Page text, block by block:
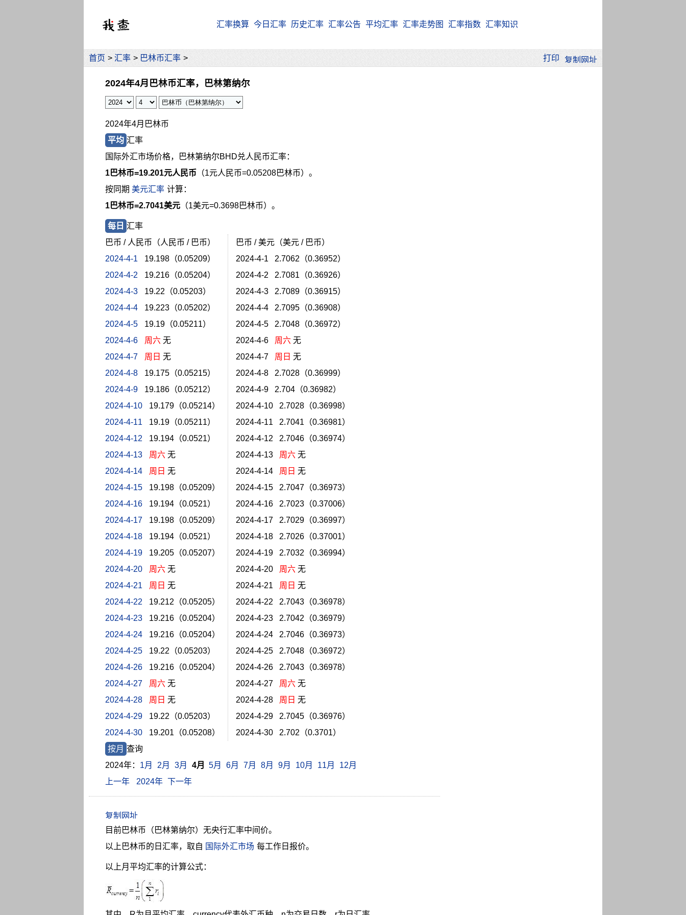
汇率换算 今日汇率 历史汇率 汇率公告 平均汇率 汇率走势图 汇率指数 汇率知识
首页 > 汇率 > 巴林币汇率 > 打印
2024年4月巴林币汇率，巴林第纳尔
2024年4月巴林币
平均 汇率
国际外汇市场价格，巴林第纳尔BHD兑人民币汇率：
1巴林币=19.201元人民币 （1元人民币=0.05208巴林币）。
按同期 美元汇率 计算：
1巴林币=2.7041美元 （1美元=0.3698巴林币）。
每日 汇率
巴币 / 人民币（人民币 / 巴币）
2024-4-1
19.198（0.05209）
2024-4-2
19.216（0.05204）
2024-4-3
19.22（0.05203）
2024-4-4
19.223（0.05202）
2024-4-5
19.19（0.05211）
2024-4-6
周六无
2024-4-7
周日 无
2024-4-8
19.175（0.05215）
2024-4-9
19.186（0.05212）
2024-4-10
19.179（0.05214）
2024-4-11
19.19（0.05211）
2024-4-12
19.194（0.0521）
2024-4-13
周六无
2024-4-14
周日 无
2024-4-15
19.198（0.05209）
2024-4-16
19.194（0.0521）
2024-4-17
19.198（0.05209）
2024-4-18
19.194（0.0521）
2024-4-19
19.205（0.05207）
2024-4-20
周六无
2024-4-21
周日 无
2024-4-22
19.212（0.05205）
2024-4-23
19.216（0.05204）
2024-4-24
19.216（0.05204）
2024-4-25
19.22（0.05203）
2024-4-26
19.216（0.05204）
2024-4-27
周六无
2024-4-28
周日 无
2024-4-29
19.22（0.05203）
2024-4-30
19.201（0.05208）
巴币 / 美元（美元 / 巴币）
2024-4-1 2.7062（0.36952）
2024-4-2 2.7081（0.36926）
2024-4-3 2.7089（0.36915）
2024-4-4 2.7095（0.36908）
2024-4-5 2.7048（0.36972）
2024-4-6 周六无
2024-4-7 周日 无
2024-4-8 2.7028（0.36999）
2024-4-9 2.704（0.36982）
2024-4-10 2.7028（0.36998）
2024-4-11 2.7041（0.36981）
2024-4-12 2.7046（0.36974）
2024-4-13 周六无
2024-4-14 周日 无
2024-4-15 2.7047（0.36973）
2024-4-16 2.7023（0.37006）
2024-4-17 2.7029（0.36997）
2024-4-18 2.7026（0.37001）
2024-4-19 2.7032（0.36994）
2024-4-20 周六无
2024-4-21 周日 无
2024-4-22 2.7043（0.36978）
2024-4-23 2.7042（0.36979）
2024-4-24 2.7046（0.36973）
2024-4-25 2.7048（0.36972）
2024-4-26 2.7043（0.36978）
2024-4-27 周六无
2024-4-28 周日 无
2024-4-29 2.7045（0.36976）
2024-4-30 2.702（0.3701）
按月 查询
2024年： 1月 2月 3月 4月 5月 6月 7月 8月 9月 10月 11月
12月
上一年
2024年 下一年
目前巴林币（巴林第纳尔）无央行汇率中间价。
以上巴林币的日汇率，取自 国际外汇市场 每工作日报价。
以上月平均汇率的计算公式：